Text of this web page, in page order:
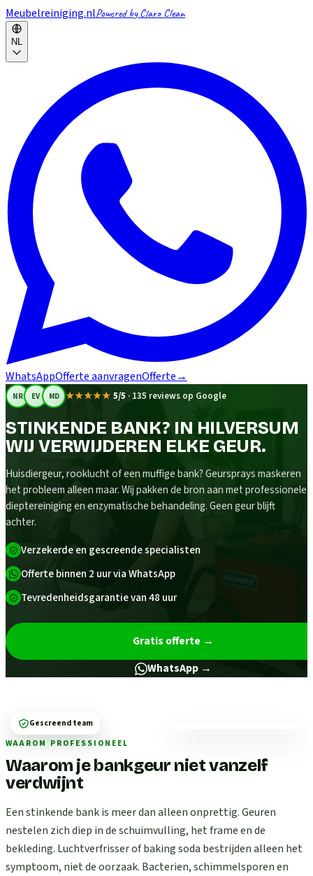
Meubelreiniging.nlPowered by Claro Clean
NL
WhatsAppOfferte aanvragenOfferte→
NR EV MD ★★★★★ 5/5 · 135 reviews op Google
STINKENDE BANK? IN HILVERSUM
WIJ VERWIJDEREN ELKE GEUR.
Huisdiergeur, rooklucht of een muffige bank? Geursprays maskeren
het probleem alleen maar. Wij pakken de bron aan met professionele
dieptereiniging en enzymatische behandeling. Geen geur blijft
achter.
Verzekerde en gescreende specialisten
Offerte binnen 2 uur via WhatsApp
Tevredenheidsgarantie van 48 uur
Gratis offerte →
WhatsApp →
WAAROM PROFESSIONEEL
Waarom je bankgeur niet vanzelf
verdwijnt
Een stinkende bank is meer dan alleen onprettig. Geuren
nestelen zich diep in de schuimvulling, het frame en de
bekleding. Luchtverfrisser of baking soda bestrijden alleen het
symptoom, niet de oorzaak. Bacterien, schimmelsporen en
Gescreend team